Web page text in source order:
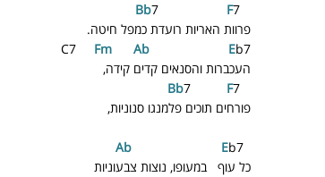
7 F7
פרוות האריות רועדת כמפל חיטה.
C7
Fm Ab Eb7
העכברות והסנאים קדים קידה,
7 F7
פורחים תוכים פלמנגו סנוניות,
b Eb7
כל עוף במעופו, נוצות צבעוניות